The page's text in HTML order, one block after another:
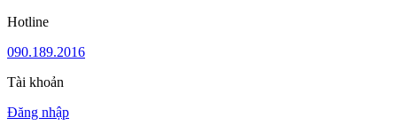
Hotline
090.189.2016
Tài khoản
Đăng nhập